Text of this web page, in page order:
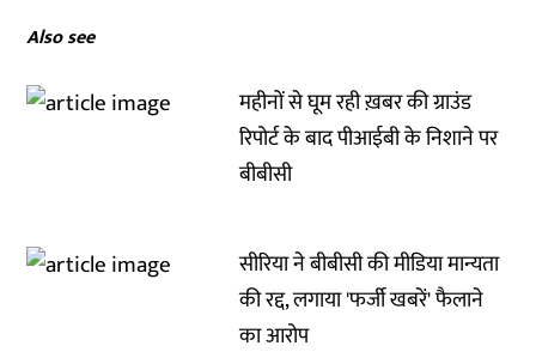
Also see
महीनों से घूम रही ख़बर की ग्राउंड
रिपोर्ट के बाद पीआईबी के निशाने पर
बीबीसी
सीरिया ने बीबीसी की मीडिया मान्यता
की रद्द, लगाया 'फर्जी खबरें' फैलाने
का आरोप